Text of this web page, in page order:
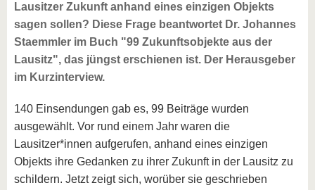
Lausitzer Zukunft anhand eines einzigen Objekts
sagen sollen? Diese Frage beantwortet Dr. Johannes
Staemmler im Buch "99 Zukunftsobjekte aus der
Lausitz", das jüngst erschienen ist. Der Herausgeber
im Kurzinterview.
140 Einsendungen gab es, 99 Beiträge wurden
ausgewählt. Vor rund einem Jahr waren die
Lausitzer*innen aufgerufen, anhand eines einzigen
Objekts ihre Gedanken zu ihrer Zukunft in der Lausitz zu
schildern. Jetzt zeigt sich, worüber sie geschrieben